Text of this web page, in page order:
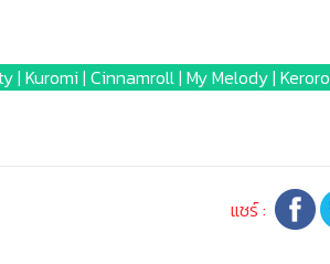
| Kuromi | Cinnamroll | My Melody | Keroro
แชร์ :